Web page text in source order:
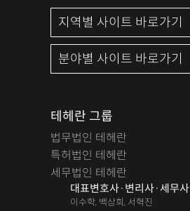
테헤란 그룹
법무법인 테헤란
특허법인 테헤란
세무법인 테헤란
대표변호사·변리사·세무사
이수학, 백상희, 서혁진